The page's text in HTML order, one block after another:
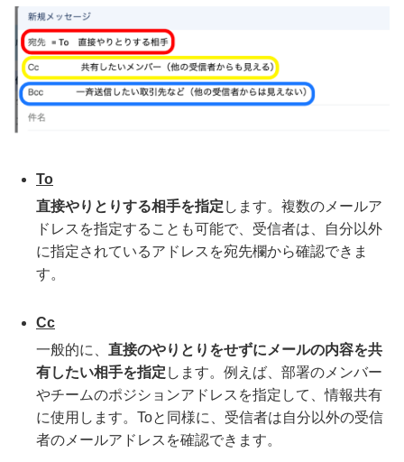
To
直接やりとりする相手を指定 します。複数のメールア
ドレスを指定することも可能で、受信者は、自分以外
に指定されているアドレスを宛先欄から確認できま
す。
Cc
一般的に、 直接のやりとりをせずにメールの内容を共
有したい相手を指定 します。例えば、部署のメンバー
やチームのポジションアドレスを指定して、情報共有
に使用します。Toと同様に、受信者は自分以外の受信
者のメールアドレスを確認できます。